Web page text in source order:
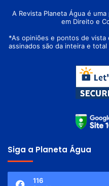
A Revista Planeta Água é
em Direito e
*As opiniões e pontos de
assinados são da inteira e
Siga a Planeta Água
116